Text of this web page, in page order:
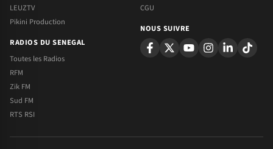
LEUZTV
Pikini Production
RADIOS DU SENEGAL
Toutes les Radios
RFM
Zik FM
Sud FM
RTS RSI
CGU
NOUS SUIVRE